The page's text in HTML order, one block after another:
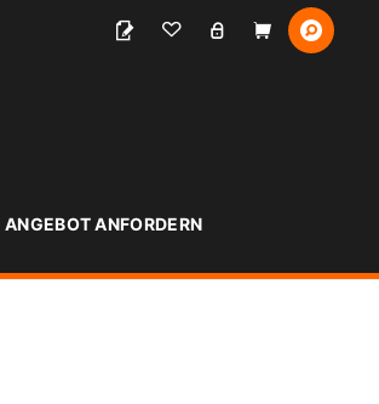
ANGEBOT ANFORDERN